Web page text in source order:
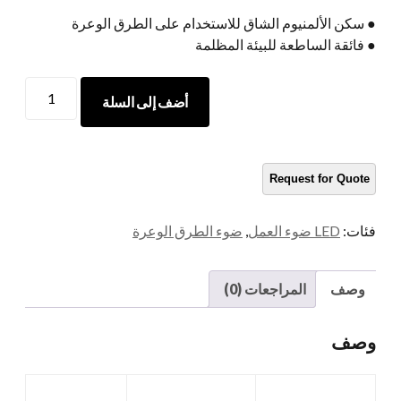
● سكن الألمنيوم الشاق للاستخدام على الطرق الوعرة
● فائقة الساطعة للبيئة المظلمة
العمل
أضف إلى السلة
فئات: LED ضوء العمل ضوء الطرق الوعرة
وصف المراجعات (0)
وصف